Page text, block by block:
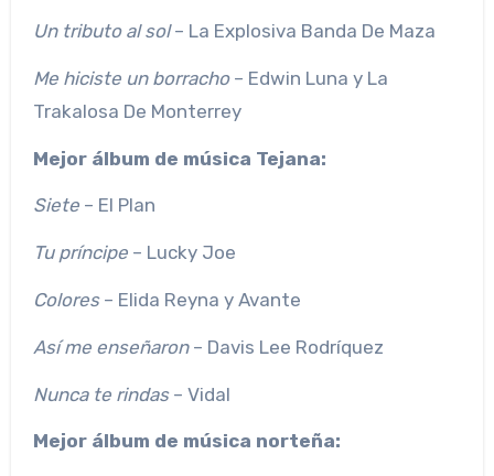
Un tributo al sol– La Explosiva Banda De Maza
Me hiciste un borracho– Edwin Luna y La
Trakalosa De Monterrey
Mejor álbum de música Tejana:
Siete– El Plan
Tu príncipe– Lucky Joe
Colores– Elida Reyna y Avante
Así me enseñaron– Davis Lee Rodríquez
Nunca te rindas– Vidal
Mejor álbum de música norteña: